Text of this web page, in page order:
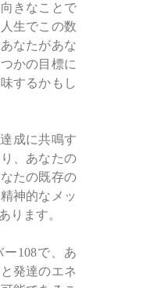
きなことで
生でこの数
なたがあな
かの目標に
するかもし
成に共鳴す
、あなたの
たの既存の
神的なメッ
ります。
108で、あ
発達のエネ